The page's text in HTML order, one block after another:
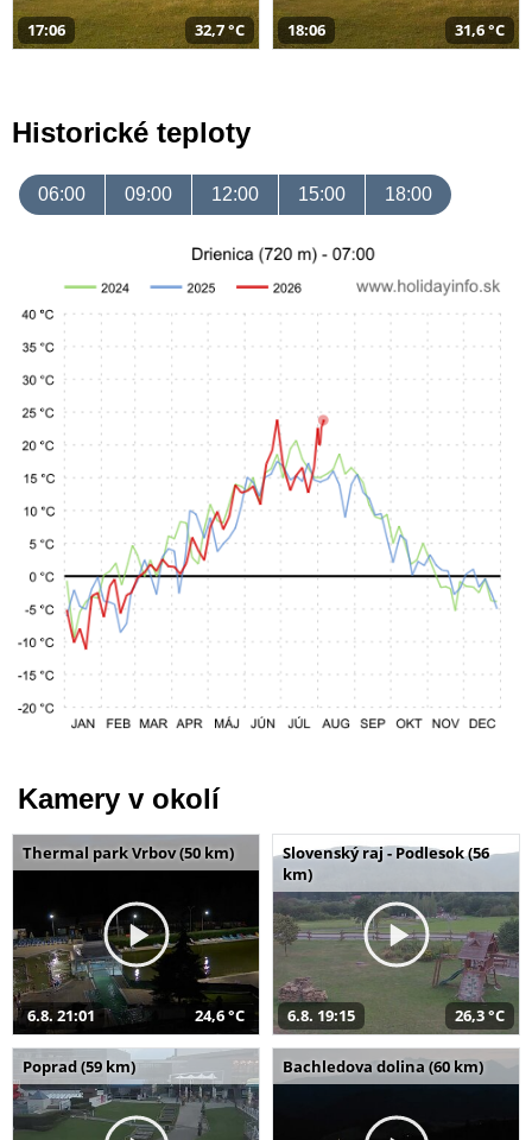
17:06 32,7 °C 18:06 31,6 °C
Historické teploty
06:00 09:00 12:00 15:00 18:00
Kamery v okolí
Thermal park Vrbov (50 km)
6.8. 21:01 24,6 °C
Slovenský raj - Podlesok (56
km)
6.8. 19:15 26,3 °C
Poprad (59 km) Bachledova dolina (60 km)